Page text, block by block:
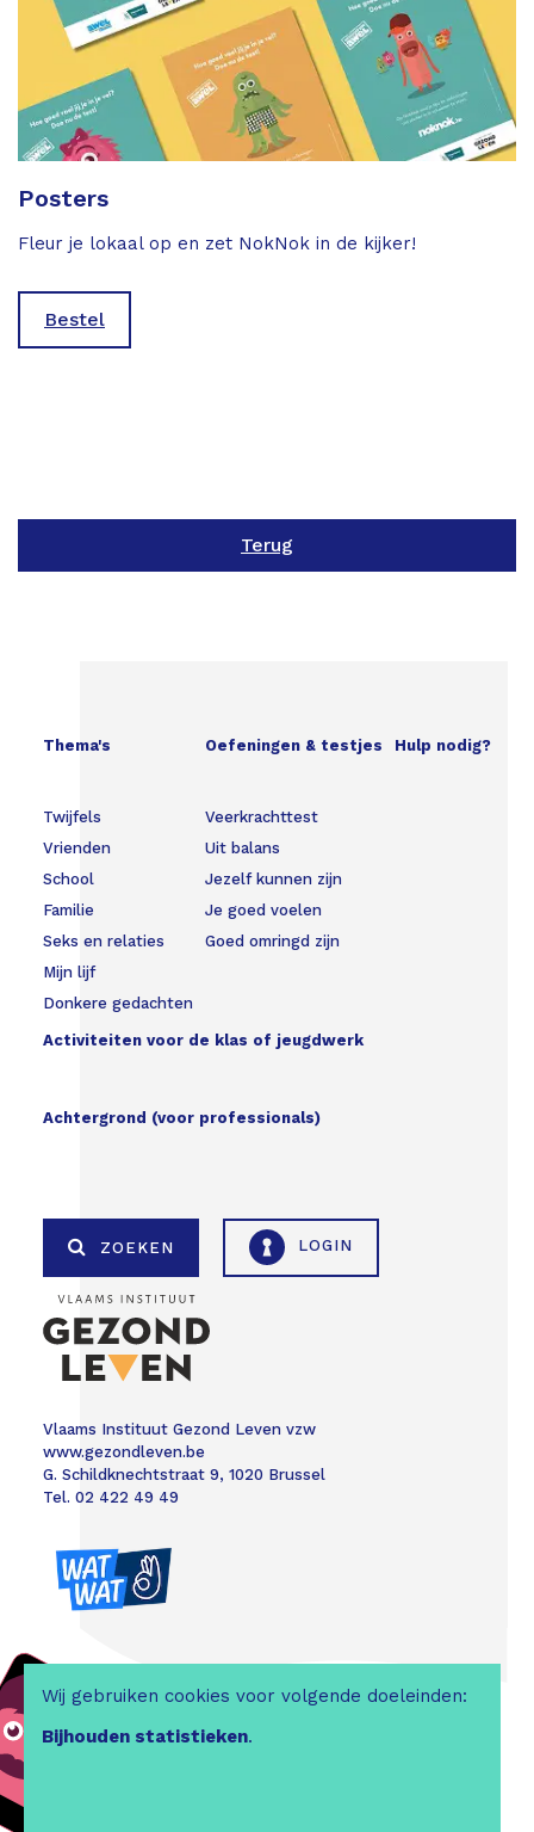
Posters
Fleur je lokaal op en zet NokNok in de kijker!
Bestel
Terug
Thema's
Twijfels
Vrienden
School
Familie
Seks en relaties
Mijn lijf
Donkere gedachten
Oefeningen & testjes
Veerkrachttest
Uit balans
Jezelf kunnen zijn
Je goed voelen
Goed omringd zijn
Hulp nodig?
Activiteiten voor de klas of jeugdwerk
Achtergrond (voor professionals)
ZOEKEN LOGIN
Vlaams Instituut Gezond Leven vzw
www.gezondleven.be
G. Schildknechtstraat 9, 1020 Brussel
Tel. 02 422 49 49
Wij gebruiken cookies voor volgende doeleinden:
Bijhouden statistieken.